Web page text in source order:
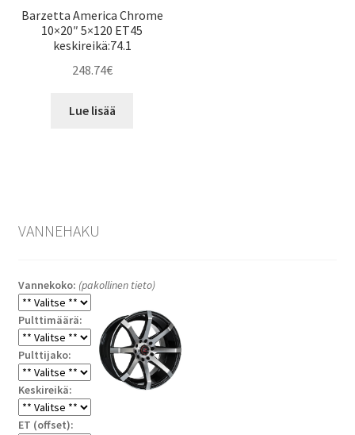
Barzetta America Chrome
10×20″ 5×120 ET45
keskireikä:74.1
248.74€
Lue lisää
VANNEHAKU
Vannekoko: (pakollinen tieto)
Pulttimäärä:
Pulttijako:
Keskireikä:
ET (offset):